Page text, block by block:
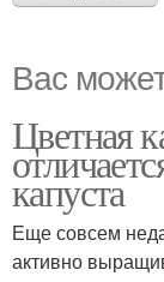
Вас
Цветная
капуста
Еще совсем
активно